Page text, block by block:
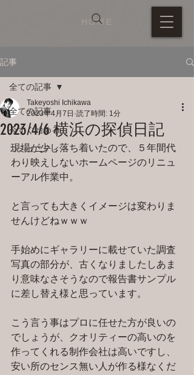
HOME
記事
全ての記事
今すぐ始める
コミュニティ
全ての記事
2023/4/6 横浜の探偵日記
Takeyoshi Ichikawa
2023年4月7日 読了時間: 1分
現場が少し落ち着いたので、５年間代
わり映えしないホームページのリニュ
ーアル作業中。
と言っても大きくイメージは変わりま
せんけどねｗｗｗ
手始めにギャラリーに載せていた調査
写真の部分が、古くなりましたしあま
り意味なさそうなので報告書サンプル
に差し替え様と思っています。
こう言う事はプロに任せた方が良いの
でしょうが、クオリティーの高いのを
作ってくれる制作会社は高いですし、
安い所のセンス無い人が作る様なくだ